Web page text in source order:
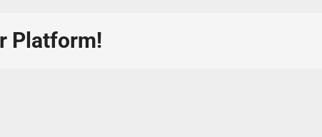
Platform!